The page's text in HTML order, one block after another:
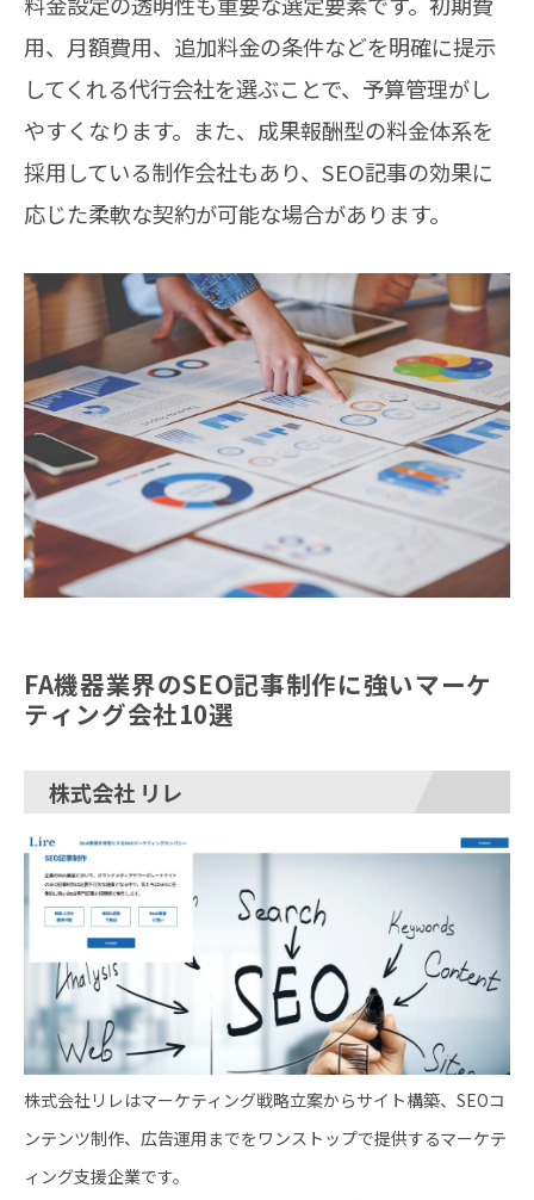
用、月額費用、追加料金の条件などを明確に提示
してくれる代行会社を選ぶことで、予算管理がし
やすくなります。また、成果報酬型の料金体系を
採用している制作会社もあり、SEO記事の効果に
応じた柔軟な契約が可能な場合があります。
FA機器業界のSEO記事制作に強いマーケ
ティング会社10選
株式会社 リレ
株式会社リレはマーケティング戦略立案からサイト構築、SEOコ
ンテンツ制作、広告運用までをワンストップで提供するマーケテ
ィング支援企業です。